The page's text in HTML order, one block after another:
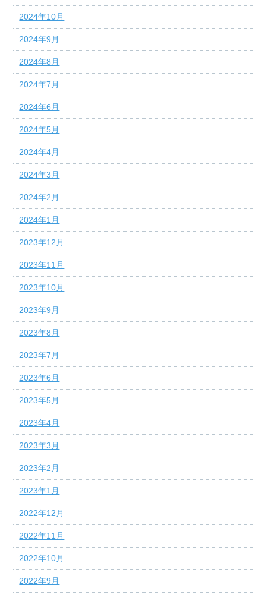
2024年10月
2024年9月
2024年8月
2024年7月
2024年6月
2024年5月
2024年4月
2024年3月
2024年2月
2024年1月
2023年12月
2023年11月
2023年10月
2023年9月
2023年8月
2023年7月
2023年6月
2023年5月
2023年4月
2023年3月
2023年2月
2023年1月
2022年12月
2022年11月
2022年10月
2022年9月